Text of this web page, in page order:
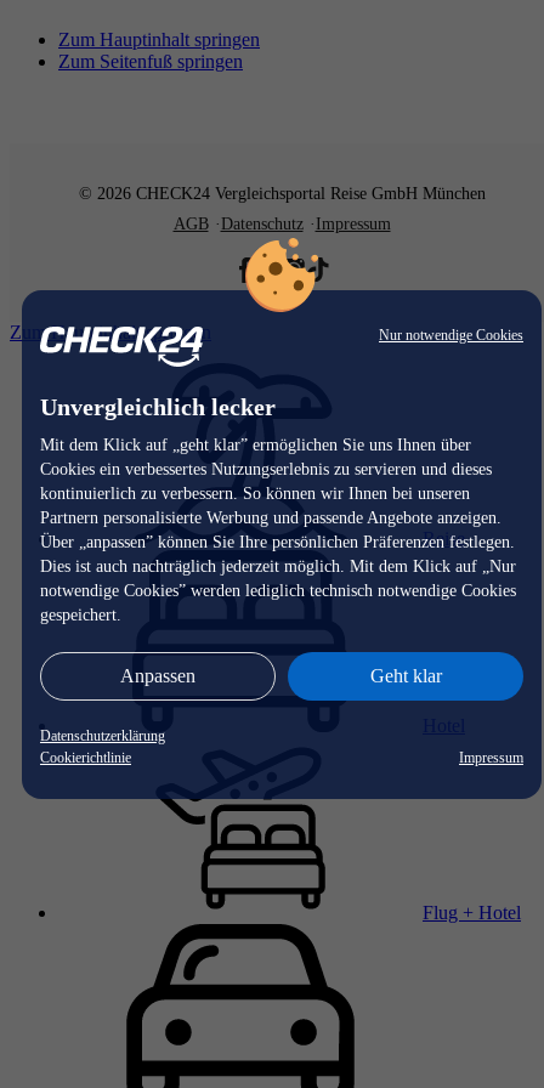
Nur notwendige Cookies
Unvergleichlich lecker
Mit dem Klick auf „geht klar” ermöglichen Sie uns Ihnen über
Cookies ein verbessertes Nutzungserlebnis zu servieren und dieses
kontinuierlich zu verbessern. So können wir Ihnen bei unseren
Partnern personalisierte Werbung und passende Angebote anzeigen.
Über „anpassen” können Sie Ihre persönlichen Präferenzen festlegen.
Dies ist auch nachträglich jederzeit möglich. Mit dem Klick auf „Nur
notwendige Cookies” werden lediglich technisch notwendige Cookies
gespeichert.
Anpassen Geht klar
Datenschutzerklärung
Cookierichtlinie
Impressum
Zum Hauptinhalt springen
Zum Seitenfuß springen
© 2026 CHECK24 Vergleichsportal Reise GmbH München
AGB
Datenschutz Impressum
Zum Hauptinhalt springen
Reise
Flug + Hotel